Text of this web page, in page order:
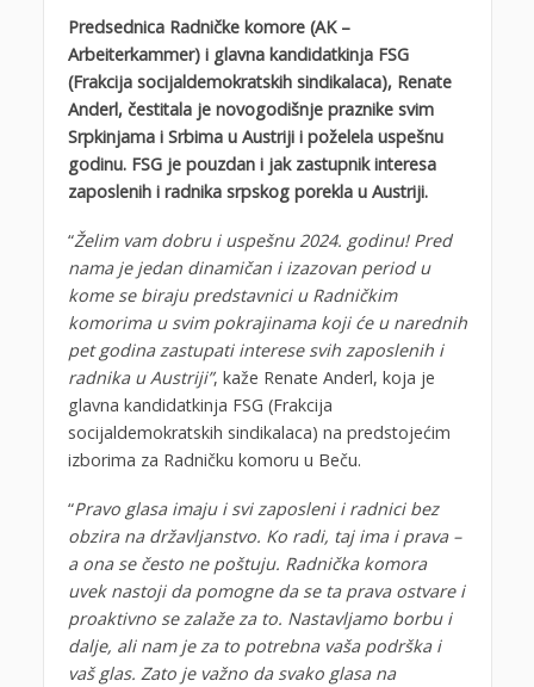
Predsednica Radničke komore (AK –
Arbeiterkammer) i glavna kandidatkinja FSG
(Frakcija socijaldemokratskih sindikalaca), Renate
Anderl, čestitala je novogodišnje praznike svim
Srpkinjama i Srbima u Austriji i poželela uspešnu
godinu. FSG je pouzdan i jak zastupnik interesa
zaposlenih i radnika srpskog porekla u Austriji.
“Želim vam dobru i uspešnu 2024. godinu! Pred
nama je jedan dinamičan i izazovan period u
kome se biraju predstavnici u Radničkim
komorima u svim pokrajinama koji će u narednih
pet godina zastupati interese svih zaposlenih i
radnika u Austriji”, kaže Renate Anderl, koja je
glavna kandidatkinja FSG (Frakcija
socijaldemokratskih sindikalaca) na predstojećim
izborima za Radničku komoru u Beču.
“Pravo glasa imaju i svi zaposleni i radnici bez
obzira na državljanstvo. Ko radi, taj ima i prava –
a ona se često ne poštuju. Radnička komora
uvek nastoji da pomogne da se ta prava ostvare i
proaktivno se zalaže za to. Nastavljamo borbu i
dalje, ali nam je za to potrebna vaša podrška i
vaš glas. Zato je važno da svako glasa na